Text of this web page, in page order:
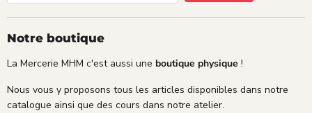
Notre boutique
La Mercerie MHM c'est aussi une boutique physique !
Nous vous y proposons tous les articles disponibles dans notre
catalogue ainsi que des cours dans notre atelier.